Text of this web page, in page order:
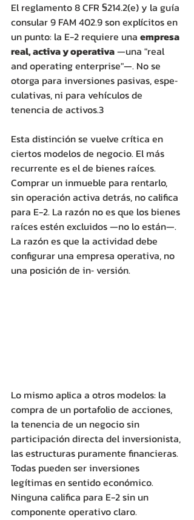
El reglamento 8 CFR §214.2(e) y la guía
consular 9 FAM 402.9 son explícitos en
un punto: la E-2 requiere una empresa
real, activa y operativa —una "real
and operating enterprise"—. No se
otorga para inversiones pasivas, espe‐
culativas, ni para vehículos de
tenencia de activos.3
Esta distinción se vuelve crítica en
ciertos modelos de negocio. El más
recurrente es el de bienes raíces.
Comprar un inmueble para rentarlo,
sin operación activa detrás, no califica
para E-2. La razón no es que los bienes
raíces estén excluidos —no lo están—.
La razón es que la actividad debe
configurar una empresa operativa, no
una posición de in‐ versión.
Lo mismo aplica a otros modelos: la
compra de un portafolio de acciones,
la tenencia de un negocio sin
participación directa del inversionista,
las estructuras puramente financieras.
Todas pueden ser inversiones
legítimas en sentido económico.
Ninguna califica para E-2 sin un
componente operativo claro.